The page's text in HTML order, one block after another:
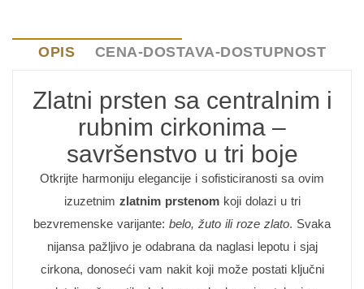
OPIS CENA-DOSTAVA-DOSTUPNOST
Zlatni prsten sa centralnim i
rubnim cirkonima –
savršenstvo u tri boje
Otkrijte harmoniju elegancije i sofisticiranosti sa ovim
izuzetnim zlatnim prstenomkoji dolazi u tri
bezvremenske varijante: belo, žuto ili roze zlato. Svaka
nijansa pažljivo je odabrana da naglasi lepotu i sjaj
cirkona, donoseći vam nakit koji može postati ključni